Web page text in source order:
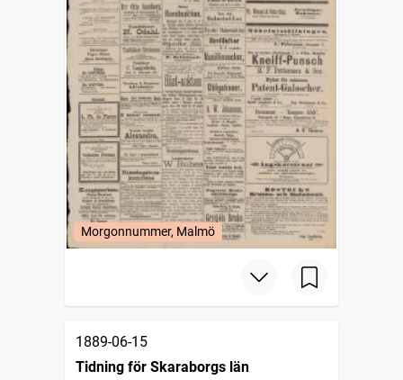
Morgonnummer, Malmö
1889-06-15
Tidning för Skaraborgs län